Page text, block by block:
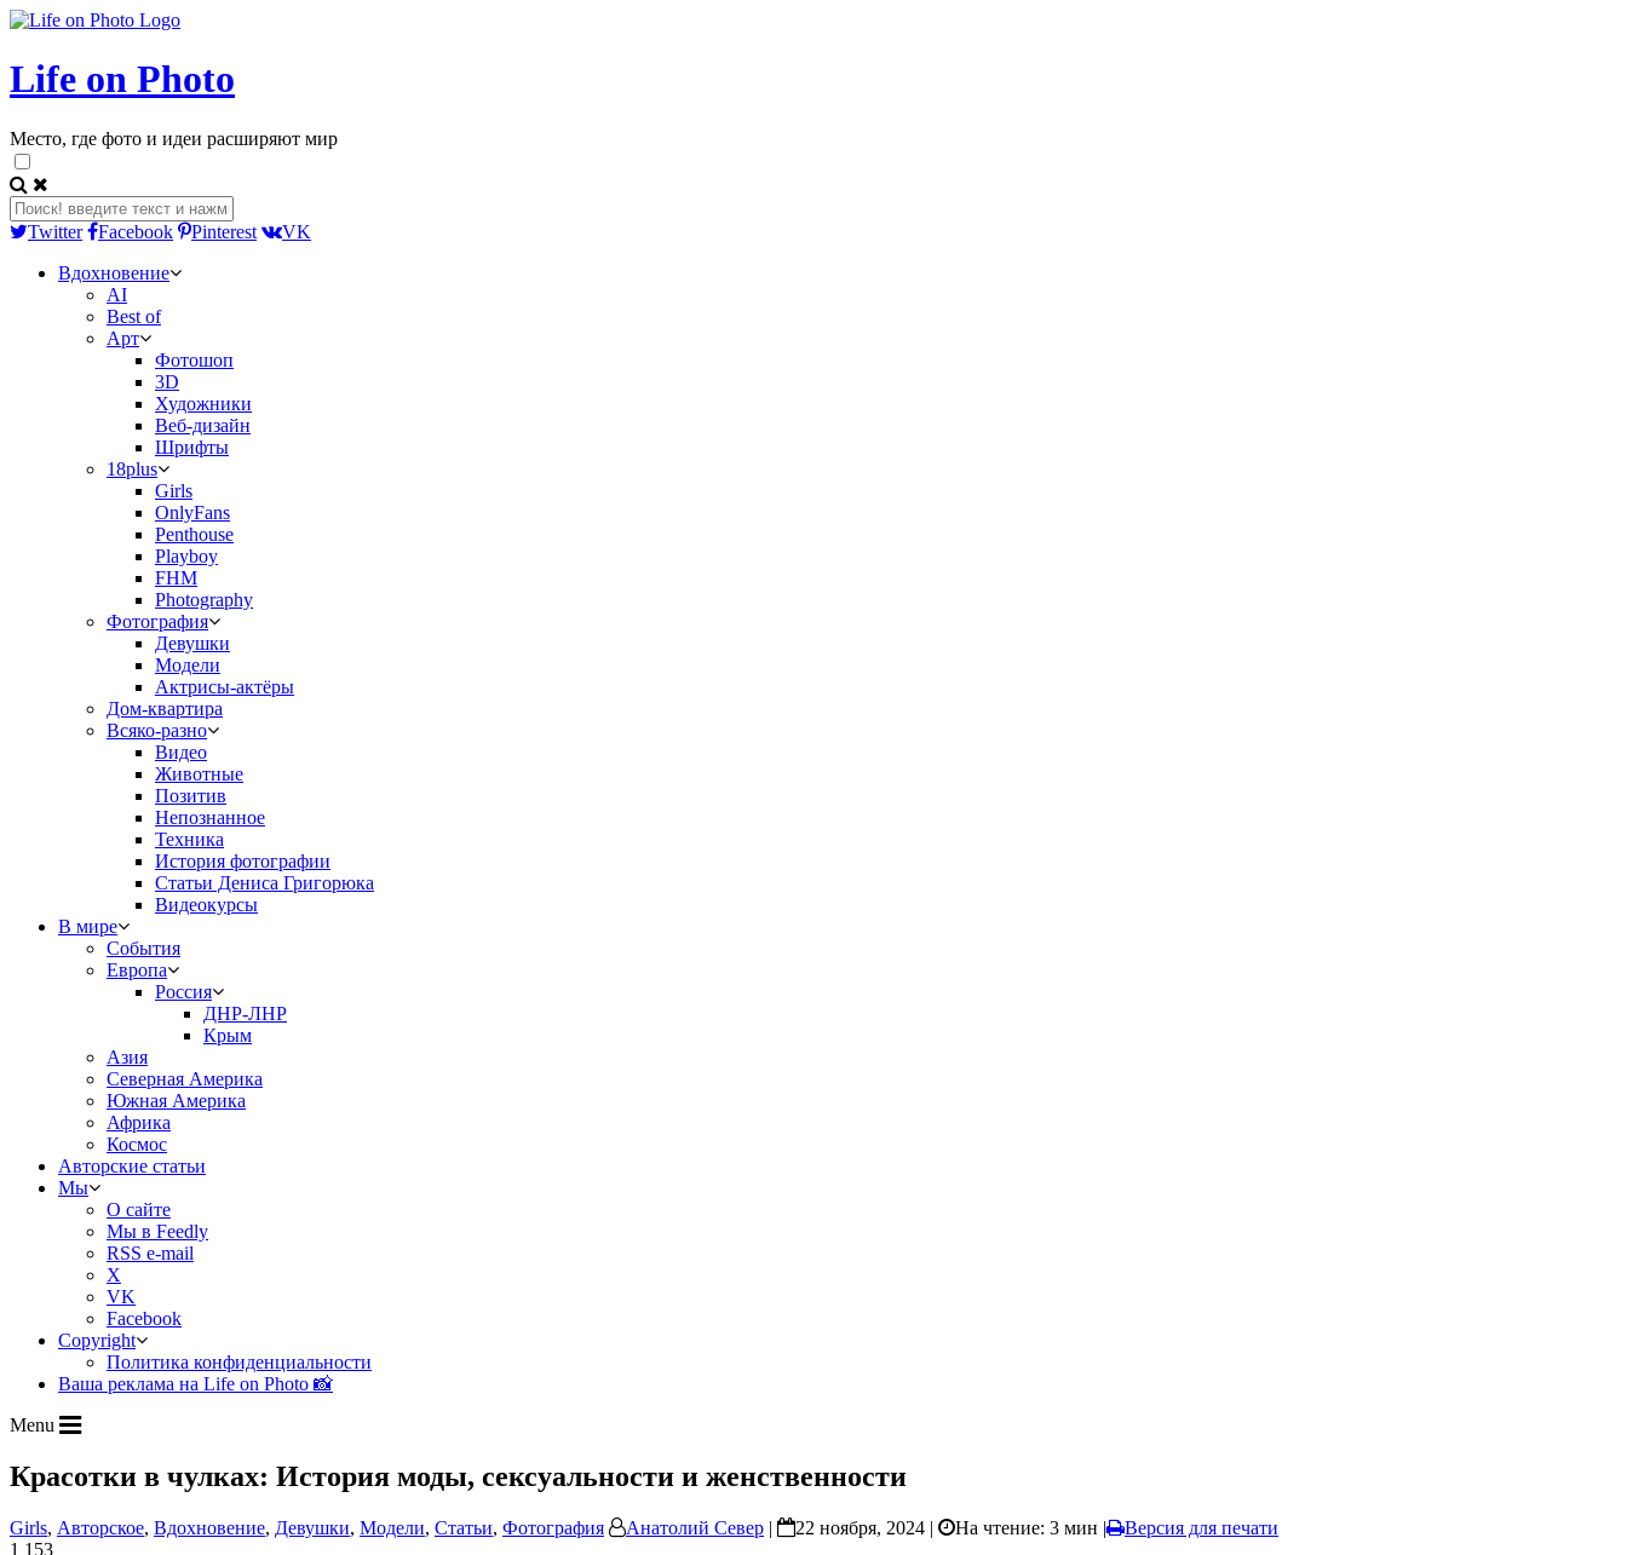
Life on Photo
Место, где фото и идеи расширяют мир
Twitter Facebook Pinterest
VK
Вдохновение
AI
Best of
Арт
Фотошоп
3D
Художники
Веб-дизайн
Шрифты
18plus
Girls
OnlyFans
Penthouse
Playboy
FHM
Photography
Фотография
Девушки
Модели
Актрисы-актёры
Дом-квартира
Всяко-разно
Видео
Животные
Позитив
Непознанное
Техника
История фотографии
Статьи Дениса Григорюка
Видеокурсы
В мире
События
Европа
Россия
ДНР-ЛНР
Крым
Азия
Северная Америка
Южная Америка
Африка
Космос
Авторские статьи
Мы
О сайте
Мы в Feedly
RSS e-mail
X
VK
Facebook
Copyright
Политика конфиденциальности
Ваша реклама на Life on Photo 📸
Menu
Красотки в чулках: История моды, сексуальности и женственности
Girls, Авторское, Вдохновение, Девушки, Модели, Статьи, Фотография Анатолий Север | 22 ноября, 2024 | На чтение: 3 мин |
Версия для печати
1 153